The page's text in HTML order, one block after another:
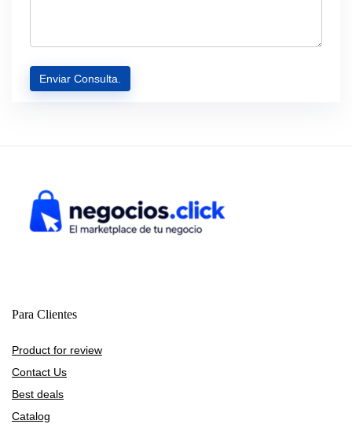
Para Clientes
Product for review
Contact Us
Best deals
Catalog